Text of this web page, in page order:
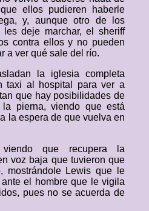
ellos pudieren haberle
y, aunque otro de los
deje marchar, el sheriff
contra ellos y no pueden
a ver qué sale del río.
la iglesia completa
taxi al hospital para ver a
que hay posibilidades de
pierna, viendo que está
la espera de que vuelva en
que recupera la
voz baja que tuvieron que
mostrándole Lewis que le
el hombre que le vigila
pues no se acuerda de